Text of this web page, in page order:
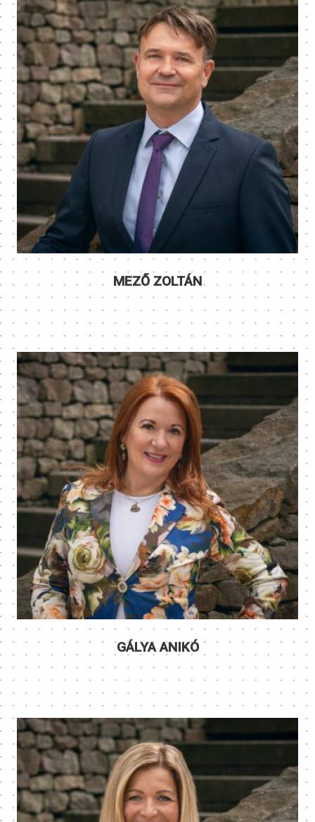
MEZŐ ZOLTÁN
GÁLYA ANIKÓ